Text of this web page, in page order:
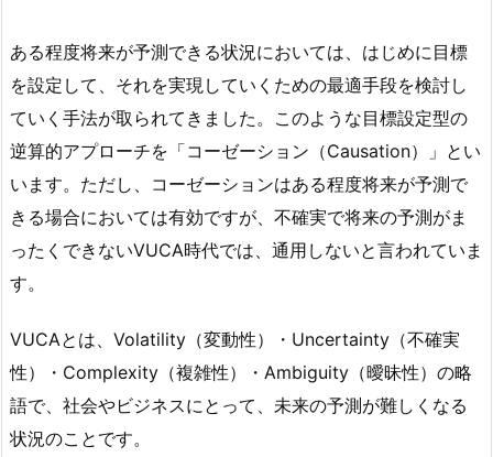
ある程度将来が予測できる状況においては、はじめに目標
を設定して、それを実現していくための最適手段を検討し
ていく手法が取られてきました。このような目標設定型の
逆算的アプローチを「コーゼーション（Causation）
」とい
います。ただし、コーゼーションはある程度将来が予測で
きる場合においては有効ですが、不確実で将来の予測がま
ったくできないVUCA時代では、通用しないと言われていま
す。
VUCAとは、Volatility（変動性）・Uncertainty（不確実
性）・Complexity（複雑性）・Ambiguity（曖昧性）の略
語で、社会やビジネスにとって、未来の予測が難しくなる
状況のことです。